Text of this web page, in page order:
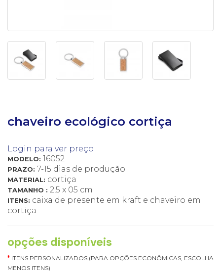
chaveiro ecológico cortiça
Login para ver preço
MODELO: 16052
PRAZO: 7-15 dias de produção
MATERIAL: cortiça
TAMANHO : 2,5 x 05 cm
ITENS: caixa de presente em kraft e chaveiro em
cortiça
opções disponíveis
ITENS PERSONALIZADOS (PARA OPÇÕES ECONÔMICAS, ESCOLHA
MENOS ITENS)